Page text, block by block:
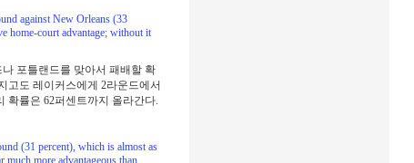
against New Orleans (33
home-court advantage; without it
포틀랜드를 맞아서 패배할 확
고도 레이커스에게 2라운드에서
확률은 62퍼센트까지 올라간다.
(31 percent), which is almost as
much more advantageous than